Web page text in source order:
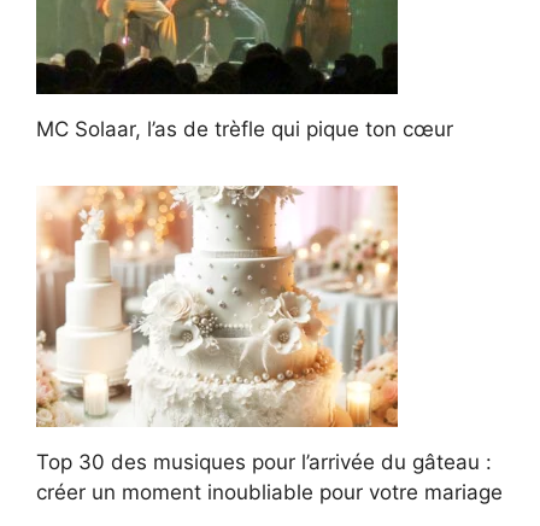
MC Solaar, l’as de trèfle qui pique ton cœur
Top 30 des musiques pour l’arrivée du gâteau :
créer un moment inoubliable pour votre mariage